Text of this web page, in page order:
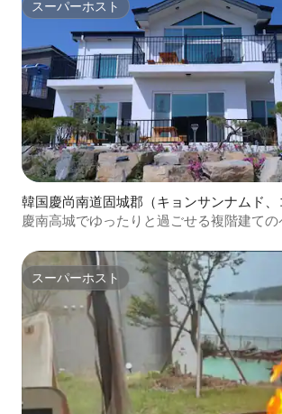
スーパーホスト
スーパーホスト
韓国慶尚南道固城郡（キョンサンナムド、
ングン）のペンション
慶南高城でゆったりと過ごせる複階建ての
スーパーホスト
スーパーホスト